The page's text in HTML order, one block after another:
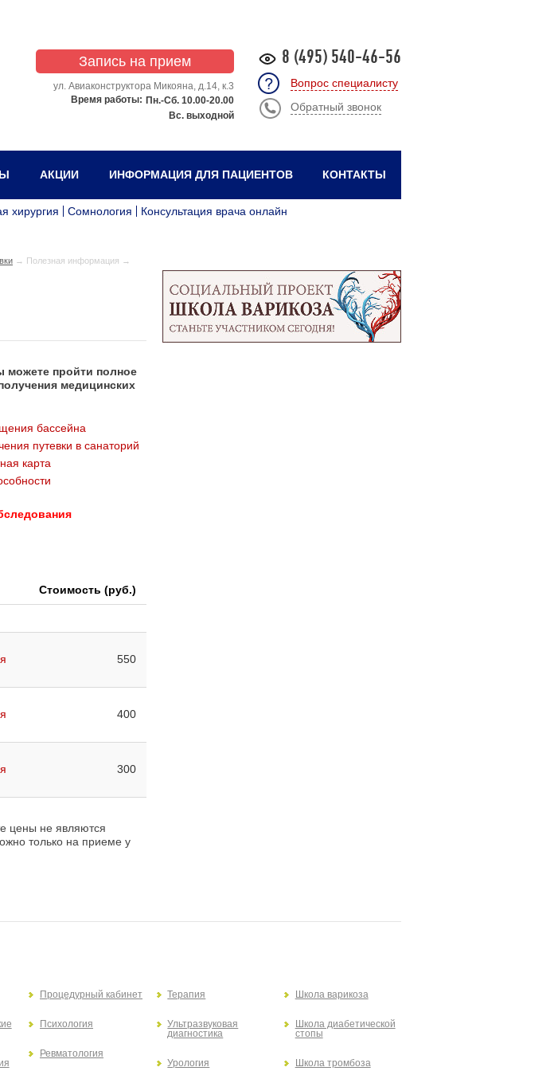
8 (495) 540-46-56
Вопрос специалисту
Обратный звонок
Запись на прием
ул. Авиаконструктора Микояна, д.14, к.3
Пн.-Сб. 10.00-20.00
Вс. выходной
Время работы:
АКЦИИ ИНФОРМАЦИЯ ДЛЯ ПАЦИЕНТОВ КОНТАКТЫ
хирургия Сомнология Консультация врача онлайн
→ Полезная информация →
можете пройти полное
медицинских
бассейна
путевки в санаторий
карта
Стоимость (руб.)
550
400
300
цены не являются
только на приеме у
Процедурный кабинет
Психология
Ревматология
Терапия
Ультразвуковая
диагностика
Урология
Школа варикоза
Школа диабетической
стопы
Школа тромбоза